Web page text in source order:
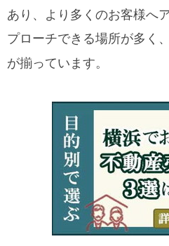
あり、より多くのお客様へ
プローチできる場所が多く、
が揃っています。